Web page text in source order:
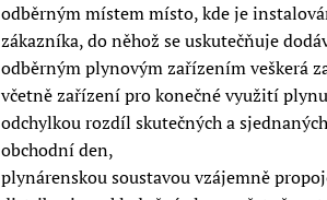
odběrným místem místo, kde je
zákazníka, do něhož se uskutečňuje
odběrným plynovým zařízením veškerá
včetně zařízení pro konečné využití
odchylkou rozdíl skutečných a
obchodní den,
plynárenskou soustavou vzájemně